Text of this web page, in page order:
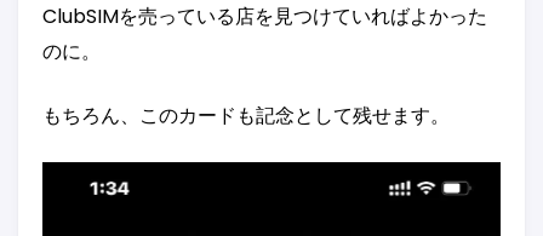
ClubSIMを売っている店を見つけていればよかった
のに。
もちろん、このカードも記念として残せます。